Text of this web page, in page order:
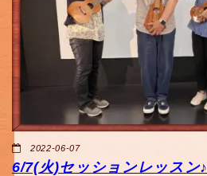
2022-06-07
6/7(火)セッションレッスン♪